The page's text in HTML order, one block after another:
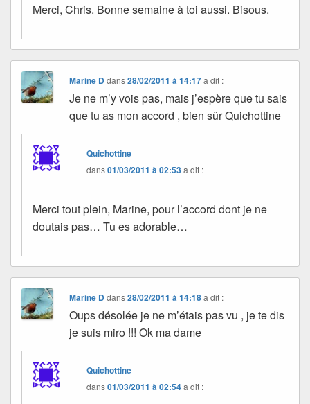
Merci, Chris. Bonne semaine à toi aussi. Bisous.
Marine Ddans28/02/2011 à 14:17 a dit :
Je ne m’y vois pas, mais j’espère que tu sais
que tu as mon accord , bien sûr Quichottine
Quichottine
dans01/03/2011 à 02:53a dit :
Merci tout plein, Marine, pour l’accord dont je ne
doutais pas… Tu es adorable…
Marine Ddans28/02/2011 à 14:18 a dit :
Oups désolée je ne m’étais pas vu , je te dis
je suis miro !!! Ok ma dame
Quichottine
dans01/03/2011 à 02:54a dit :